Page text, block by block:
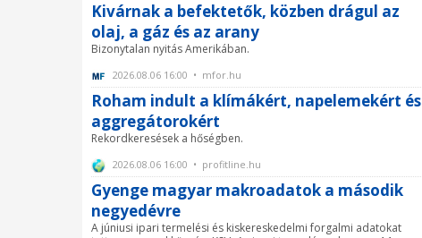
Kivárnak a befektetők, közben drágul az
olaj, a gáz és az arany
Bizonytalan nyitás Amerikában.
2026.08.06 16:00 • mfor.hu
Roham indult a klímákért, napelemekért és
aggregátorokért
Rekordkeresések a hőségben.
2026.08.06 16:00 • profitline.hu
Gyenge magyar makroadatok a második
negyedévre
A júniusi ipari termelési és kiskereskedelmi forgalmi adatokat